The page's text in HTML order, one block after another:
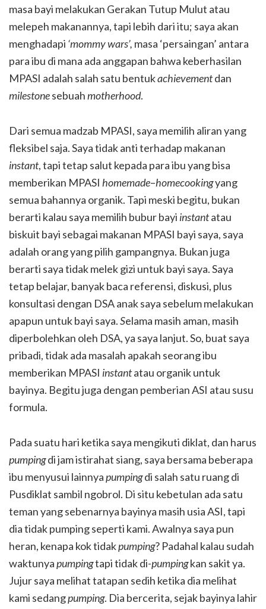
masa bayi melakukan Gerakan Tutup Mulut atau
melepeh makanannya, tapi lebih dari itu; saya akan
menghadapi ‘mommy wars’, masa ‘persaingan’ antara
para ibu di mana ada anggapan bahwa keberhasilan
MPASI adalah salah satu bentukachievementdan
milestonesebuahmotherhood.
Dari semua madzab MPASI, saya memilih aliran yang
fleksibel saja. Saya tidak anti terhadap makanan
instant, tapi tetap salut kepada para ibu yang bisa
memberikan MPASI homemade–homecookingyang
semua bahannya organik. Tapi meski begitu, bukan
berarti kalau saya memilih bubur bayi instantatau
biskuit bayi sebagai makanan MPASI bayi saya, saya
adalah orang yang pilih gampangnya. Bukan juga
berarti saya tidak melek gizi untuk bayi saya. Saya
tetap belajar, banyak baca referensi, diskusi, plus
konsultasi dengan DSA anak saya sebelum melakukan
apapun untuk bayi saya.Selama masih aman, masih
diperbolehkan oleh DSA, ya saya lanjut. So, buat saya
pribadi, tidak ada masalah apakah seorang ibu
memberikan MPASI instantatau organik untuk
bayinya. Begitu juga dengan pemberian ASI atau susu
formula.
Pada suatu hari ketika saya mengikuti diklat, dan harus
pumpingdi jam istirahat siang, saya bersama beberapa
ibu menyusui lainnyapumpingdi salah satu ruang di
Pusdiklat sambil ngobrol. Di situ kebetulan ada satu
teman yang sebenarnya bayinya masih usia ASI, tapi
dia tidak pumping seperti kami. Awalnya saya pun
heran, kenapa kok tidakpumping? Padahal kalau sudah
waktunyapumpingtapi tidak di-pumpingkan sakit ya.
Jujur saya melihat tatapan sedih ketika dia melihat
kami sedangpumping. Dia bercerita, sejak bayinya lahir